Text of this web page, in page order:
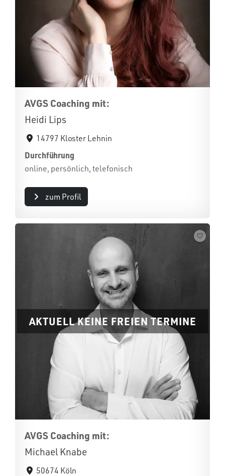
AVGS Coaching mit:
Heidi Lips
14797 Kloster Lehnin
Durchführung
online, persönlich, telefonisch
zum Profil
AKTUELL KEINE FREIEN TERMINE
AVGS Coaching mit:
Michael Knabe
50674 Köln